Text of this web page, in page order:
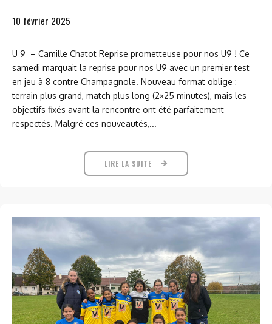
10 février 2025
U 9 – Camille Chatot Reprise prometteuse pour nos U9 ! Ce
samedi marquait la reprise pour nos U9 avec un premier test
en jeu à 8 contre Champagnole. Nouveau format oblige :
terrain plus grand, match plus long (2×25 minutes), mais les
objectifs fixés avant la rencontre ont été parfaitement
respectés. Malgré ces nouveautés,...
LIRE LA SUITE